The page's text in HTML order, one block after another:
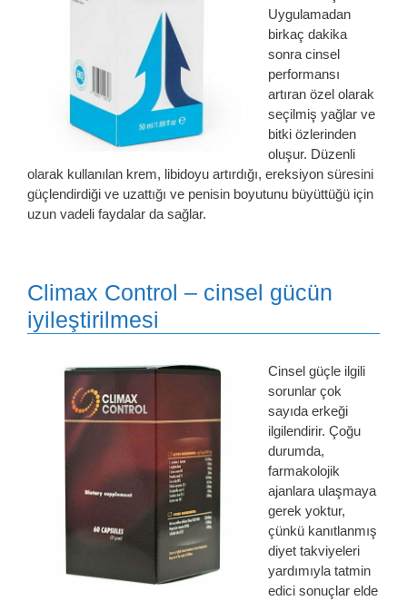
Uygulamadan
birkaç dakika
sonra cinsel
performansı
artıran özel olarak
seçilmiş yağlar ve
bitki özlerinden
oluşur. Düzenli
olarak kullanılan krem, libidoyu artırdığı, ereksiyon süresini
güçlendirdiği ve uzattığı ve penisin boyutunu büyüttüğü için
uzun vadeli faydalar da sağlar.
Climax Control – cinsel gücün
iyileştirilmesi
Cinsel güçle ilgili
sorunlar çok
sayıda erkeği
ilgilendirir. Çoğu
durumda,
farmakolojik
ajanlara ulaşmaya
gerek yoktur,
çünkü kanıtlanmış
diyet takviyeleri
yardımıyla tatmin
edici sonuçlar elde